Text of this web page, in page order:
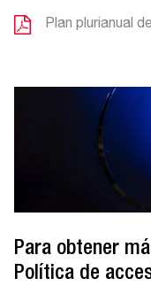
Plan plurianual
Para obtener
Política de